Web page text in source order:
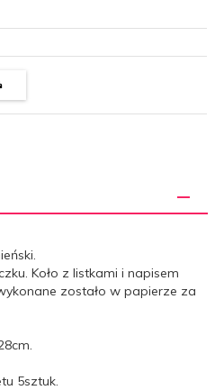
Koło z listkami i napisem
zostało w papierze za
5sztuk.